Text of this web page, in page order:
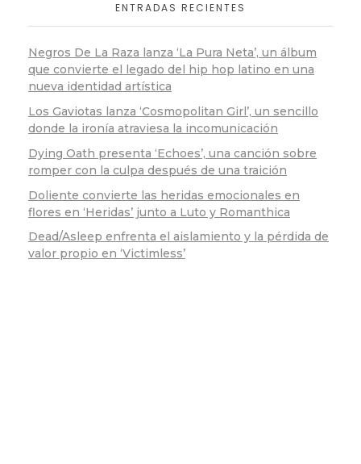
ENTRADAS RECIENTES
Negros De La Raza lanza ‘La Pura Neta’, un álbum
que convierte el legado del hip hop latino en una
nueva identidad artística
Los Gaviotas lanza ‘Cosmopolitan Girl’, un sencillo
donde la ironía atraviesa la incomunicación
Dying Oath presenta ‘Echoes’, una canción sobre
romper con la culpa después de una traición
Doliente convierte las heridas emocionales en
flores en ‘Heridas’ junto a Luto y Romanthica
Dead/Asleep enfrenta el aislamiento y la pérdida de
valor propio en ‘Victimless’